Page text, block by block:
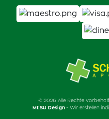
© 2026 Alle Rechte
MI:SU Design - Wir erstellen